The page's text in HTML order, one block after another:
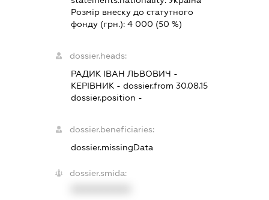
Розмір внеску до статутного
фонду (грн.):4 000 (50 %)
dossier.heads:
РАДИК ІВАН ЛЬВОВИЧ -
КЕРІВНИК - dossier.from 30.08.15
dossier.position -
dossier.beneficiaries:
dossier.missingData
dossier.smida: